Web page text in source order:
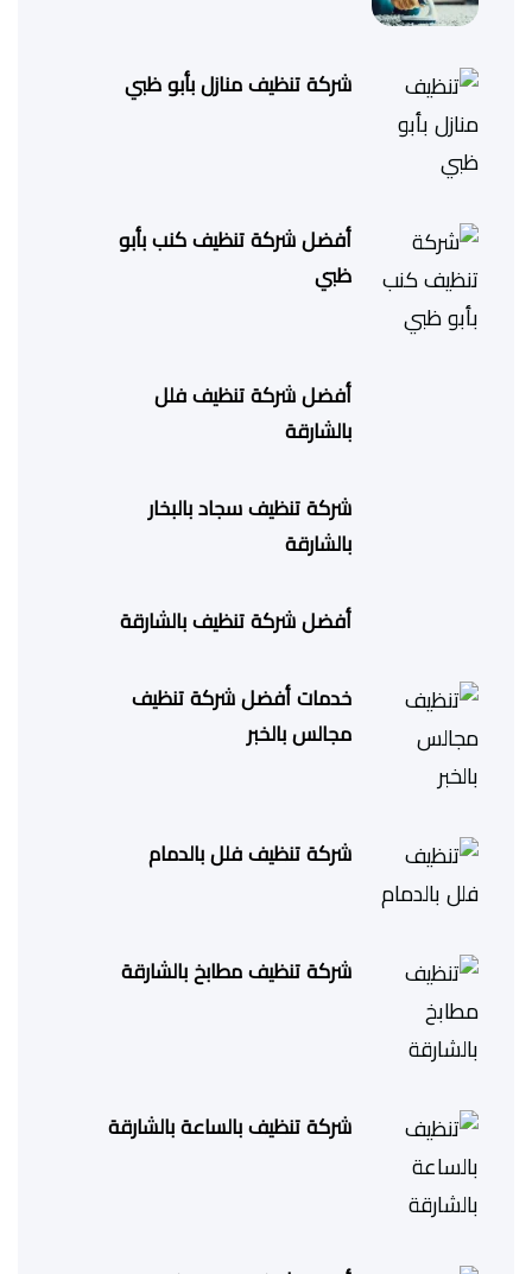
شركة تنظيف منازل بأبو ظبي
أفضل شركة تنظيف كنب بأبو
ظبي
أفضل شركة تنظيف فلل
بالشارقة
شركة تنظيف سجاد بالبخار
بالشارقة
أفضل شركة تنظيف بالشارقة
خدمات أفضل شركة تنظيف
مجالس بالخبر
شركة تنظيف فلل بالدمام
شركة تنظيف مطابخ بالشارقة
شركة تنظيف بالساعة بالشارقة